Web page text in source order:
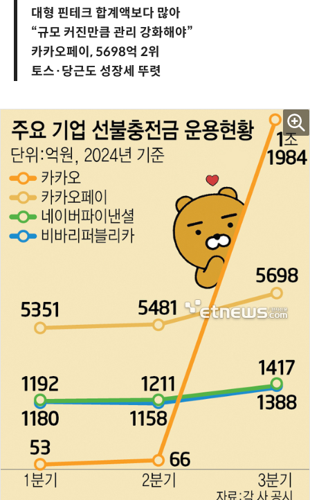
대형 핀테크 합계액보다 많아
“규모 커진만큼 관리 강화해야”
카카오페이, 5698억 2위
토스·당근도 성장세 뚜렷